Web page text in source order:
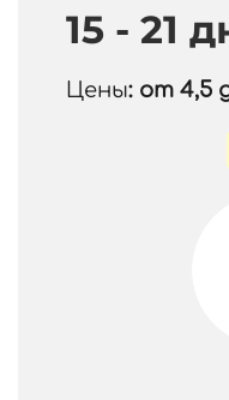
15 - 21
Цены: от 4,5